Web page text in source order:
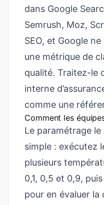
dans Google
Semrush, Moz,
SEO, et Google ne
une métrique de
qualité. Traitez-le
interne
comme une
Comment les
Le paramétrage
simple : exécutez
plusieurs
0,1, 0,5 et 0,9,
pour en évaluer la